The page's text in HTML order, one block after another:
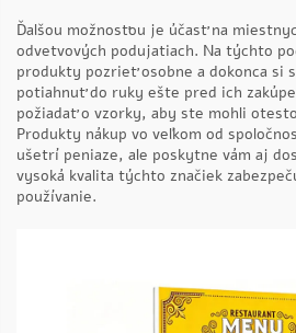
Ďalšou možnosťou je účasť na
odvetvových podujatiach. Na týchto
produkty pozrieť osobne a dokonca si
potiahnuť do ruky ešte pred ich
požiadať o vzorky, aby ste mohli
Produkty nákup vo veľkom od
ušetrí peniaze, ale poskytne vám aj
vysoká kvalita týchto značiek
používanie.